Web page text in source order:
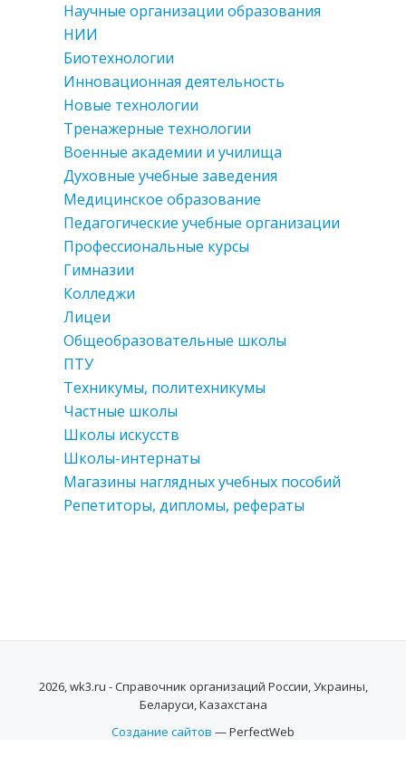
Научные организации образования
НИИ
Биотехнологии
Инновационная деятельность
Новые технологии
Тренажерные технологии
Военные академии и училища
Духовные учебные заведения
Медицинское образование
Педагогические учебные организации
Профессиональные курсы
Гимназии
Колледжи
Лицеи
Общеобразовательные школы
ПТУ
Техникумы, политехникумы
Частные школы
Школы искусств
Школы-интернаты
Магазины наглядных учебных пособий
Репетиторы, дипломы, рефераты
2026, wk3.ru - Справочник организаций России, Украины,
Беларуси, Казахстана
Создание сайтов — PerfectWeb